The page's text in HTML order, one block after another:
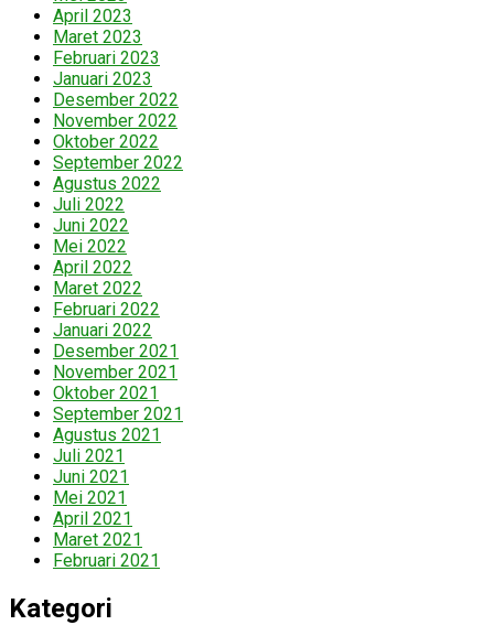
April 2023
Maret 2023
Februari 2023
Januari 2023
Desember 2022
November 2022
Oktober 2022
September 2022
Agustus 2022
Juli 2022
Juni 2022
Mei 2022
April 2022
Maret 2022
Februari 2022
Januari 2022
Desember 2021
November 2021
Oktober 2021
September 2021
Agustus 2021
Juli 2021
Juni 2021
Mei 2021
April 2021
Maret 2021
Februari 2021
Kategori